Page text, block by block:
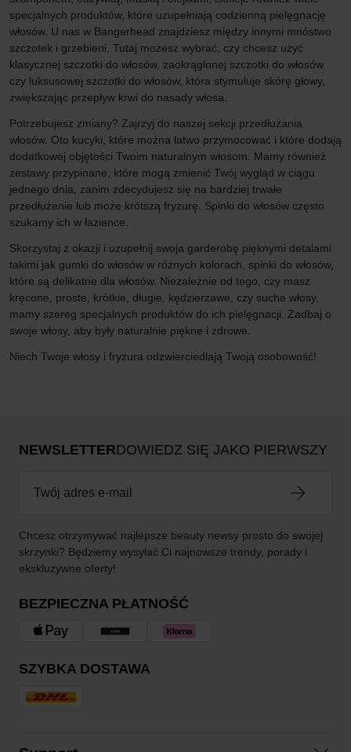
specjalnych produktów, które uzupełniają codzienną pielęgnację
włosów. U nas w Bangerhead znajdziesz między innymi mnóstwo
szczotek i grzebieni. Tutaj możesz wybrać, czy chcesz użyć
klasycznej szczotki do włosów, zaokrąglonej szczotki do włosów
czy luksusowej szczotki do włosów, która stymuluje skórę głowy,
zwiększając przepływ krwi do nasady włosa.
Potrzebujesz zmiany? Zajrzyj do naszej sekcji przedłużania
włosów. Oto kucyki, które można łatwo przymocować i które dodają
dodatkowej objętości Twoim naturalnym włosom. Mamy również
zestawy przypinane, które mogą zmienić Twój wygląd w ciągu
jednego dnia, zanim zdecydujesz się na bardziej trwałe
przedłużenie lub może krótszą fryzurę. Spinki do włosów często
szukamy ich w łazience.
Skorzystaj z okazji i uzupełnij swoja garderobę pięknymi detalami
takimi jak gumki do włosów w różnych kolorach, spinki do włosów,
które są delikatne dla włosów. Niezależnie od tego, czy masz
kręcone, proste, krótkie, długie, kędzierzawe, czy suche włosy,
mamy szereg specjalnych produktów do ich pielęgnacji. Zadbaj o
swoje włosy, aby były naturalnie piękne i zdrowe.
Niech Twoje włosy i fryzura odzwierciedlają Twoją osobowość!
NEWSLETTERDOWIEDZ SIĘ JAKO PIERWSZY
Chcesz otrzymywać najlepsze beauty newsy prosto do swojej
skrzynki? Będziemy wysyłać Ci najnowsze trendy, porady i
ekskluzywne oferty!
BEZPIECZNA PŁATNOŚĆ
SZYBKA DOSTAWA